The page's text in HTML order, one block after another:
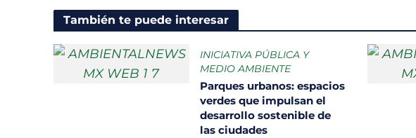
También te puede interesar
INICIATIVA PÚBLICA Y
MEDIO AMBIENTE
Parques urbanos: espacios
verdes que impulsan el
desarrollo sostenible de
las ciudades